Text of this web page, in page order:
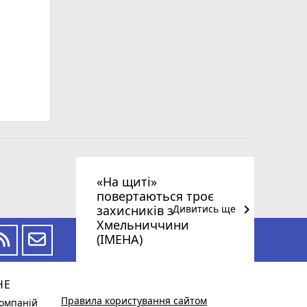
«На щиті»
повертаються троє
захисників з
Хмельниччини
(ІМЕНА)
Дивитись ще keyboard_arrow_right
Правила користування сайтом